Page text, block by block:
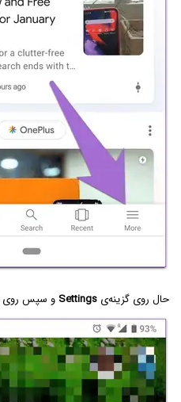
حال روی گزینه‌ی Settings و سپس روی